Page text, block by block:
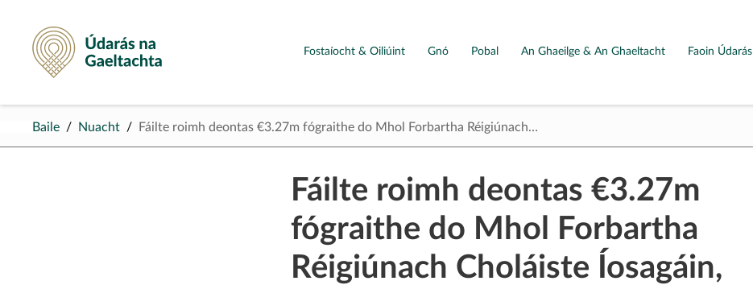
Údarás na Gaeltachta
Fostaíocht & Oiliúint Gnó Pobal An Ghaeilge & An Ghaeltacht Faoin Údarás
Baile Nuacht Fáilte roimh deontas €3.27m fógraithe do Mhol Forbartha Réigiúnach…
Fáilte roimh deontas €3.27m
fógraithe do Mhol Forbartha
Réigiúnach Choláiste Íosagáin,